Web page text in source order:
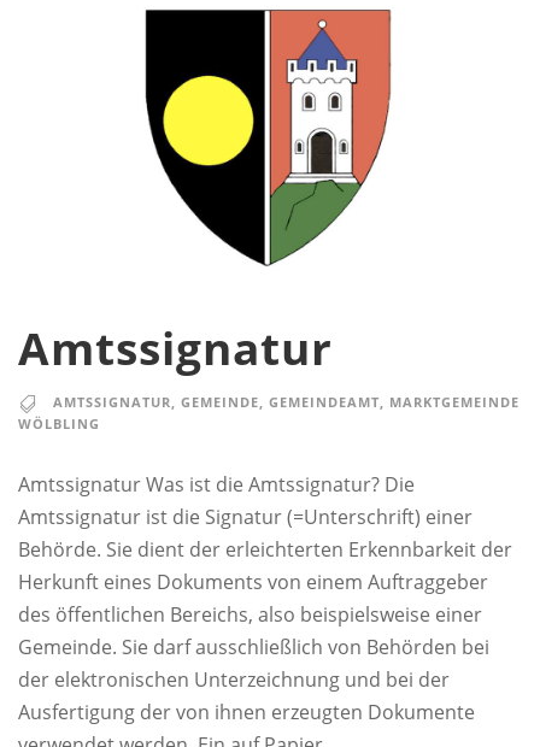
Amtssignatur
AMTSSIGNATUR, GEMEINDE, GEMEINDEAMT, MARKTGEMEINDE
WÖLBLING
Amtssignatur Was ist die Amtssignatur? Die
Amtssignatur ist die Signatur (=Unterschrift) einer
Behörde. Sie dient der erleichterten Erkennbarkeit der
Herkunft eines Dokuments von einem Auftraggeber
des öffentlichen Bereichs, also beispielsweise einer
Gemeinde. Sie darf ausschließlich von Behörden bei
der elektronischen Unterzeichnung und bei der
Ausfertigung der von ihnen erzeugten Dokumente